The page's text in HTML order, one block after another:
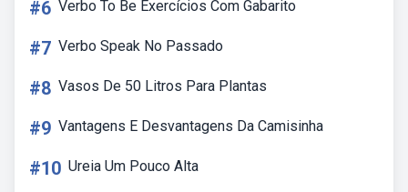
#6 Verbo To Be Exercícios Com Gabarito
#7 Verbo Speak No Passado
#8 Vasos De 50 Litros Para Plantas
#9 Vantagens E Desvantagens Da Camisinha
#10 Ureia Um Pouco Alta